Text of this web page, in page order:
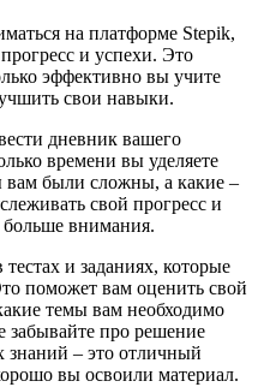
на платформе Stepik,
и успехи. Это
эффективно вы учите
свои навыки.
дневник вашего
времени вы уделяете
вам были сложны, а какие –
свой прогресс и
больше внимания.
и заданиях, которые
поможет вам оценить свой
темы вам необходимо
забывайте про решение
знаний – это отличный
вы освоили материал.